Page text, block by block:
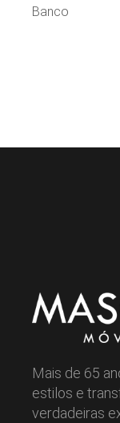
Banco
Mais de 65
estilos e
verdadeiras